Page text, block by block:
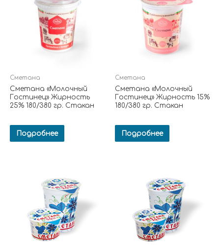
Сметана
Сметана «Молочный
Гостинец» Жирность
25% 180/380 гр. Стакан
Подробнее
Сметана
Сметана «Молочный
Гостинец» Жирность 15%
180/380 гр. Стакан
Подробнее